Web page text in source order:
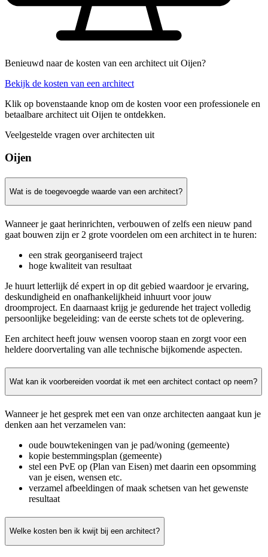
Benieuwd naar de kosten van een architect uit Oijen?
Bekijk de kosten van een architect
Klik op bovenstaande knop om de kosten voor een professionele en
betaalbare architect uit Oijen te ontdekken.
Veelgestelde vragen over architecten uit
Oijen
Wat is de toegevoegde waarde van een architect?
Wanneer je gaat herinrichten, verbouwen of zelfs een nieuw pand
gaat bouwen zijn er 2 grote voordelen om een architect in te huren:
een strak georganiseerd traject
hoge kwaliteit van resultaat
Je huurt letterlijk dé expert in op dit gebied waardoor je ervaring,
deskundigheid en onafhankelijkheid inhuurt voor jouw
droomproject. En daarnaast krijg je gedurende het traject volledig
persoonlijke begeleiding: van de eerste schets tot de oplevering.
Een architect heeft jouw wensen voorop staan en zorgt voor een
heldere doorvertaling van alle technische bijkomende aspecten.
Wat kan ik voorbereiden voordat ik met een architect contact op neem?
Wanneer je het gesprek met een van onze architecten aangaat kun je
denken aan het verzamelen van:
oude bouwtekeningen van je pad/woning (gemeente)
kopie bestemmingsplan (gemeente)
stel een PvE op (Plan van Eisen) met daarin een opsomming
van je eisen, wensen etc.
verzamel afbeeldingen of maak schetsen van het gewenste
resultaat
Welke kosten ben ik kwijt bij een architect?